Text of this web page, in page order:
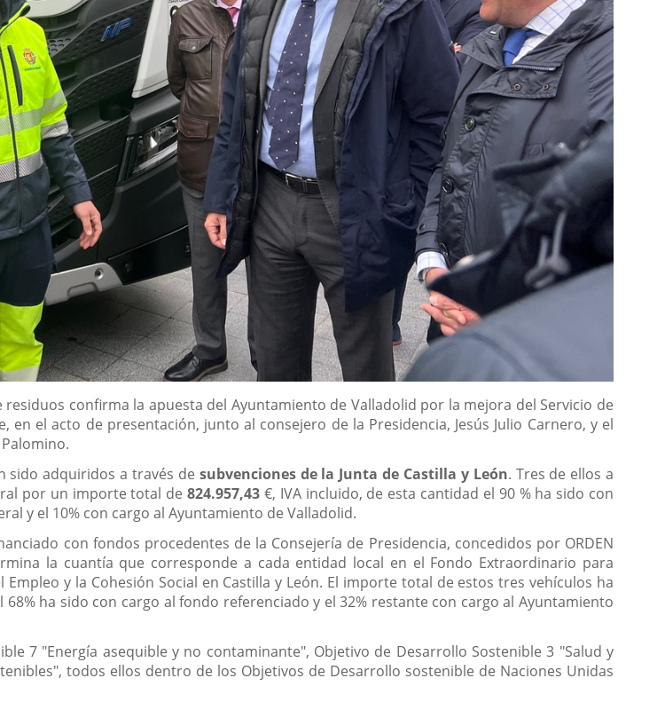
confirma la apuesta del Ayuntamiento de Valladolid por la mejora del Servicio de
en el acto de presentación, junto al consejero de la Presidencia, Jesús Julio Carnero, y el
sido adquiridos a través de subvenciones de la Junta de Castilla y León. Tres de ellos a
por un importe total de824.957,43 €, IVA incluido, de esta cantidad el 90 % ha sido con
y el 10% con cargo al Ayuntamiento de Valladolid.
con fondos procedentes de la Consejería de Presidencia, concedidos por ORDEN
la cuantía que corresponde a cada entidad local en el Fondo Extraordinario para
y la Cohesión Social en Castilla y León. El importe total de estos tres vehículos ha
68% ha sido con cargo al fondo referenciado y el 32% restante con cargo al Ayuntamiento
7 "Energía asequible y no contaminante", Objetivo de Desarrollo Sostenible 3 "Salud y
todos ellos dentro de los Objetivos de Desarrollo sostenible de Naciones Unidas